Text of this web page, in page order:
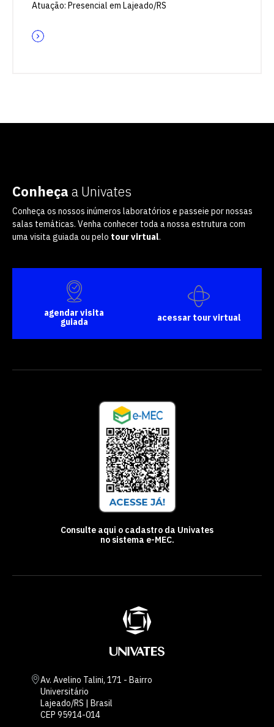
Atuação: Presencial em Lajeado/RS
Conheça a Univates
Conheça os nossos inúmeros laboratórios e passeie por nossas
salas temáticas. Venha conhecer toda a nossa estrutura com
uma visita guiada ou pelo tour virtual.
agendar visita
guiada
acessar tour virtual
Consulte aqui o cadastro da Univates
no sistema e-MEC.
Av. Avelino Talini, 171 - Bairro
Universitário
Lajeado/RS | Brasil
CEP 95914-014